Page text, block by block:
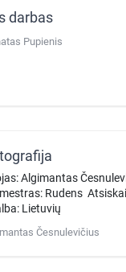
darbas
Pupienis
Algimantas
Rudens
Lietuvių
Česnulevičius